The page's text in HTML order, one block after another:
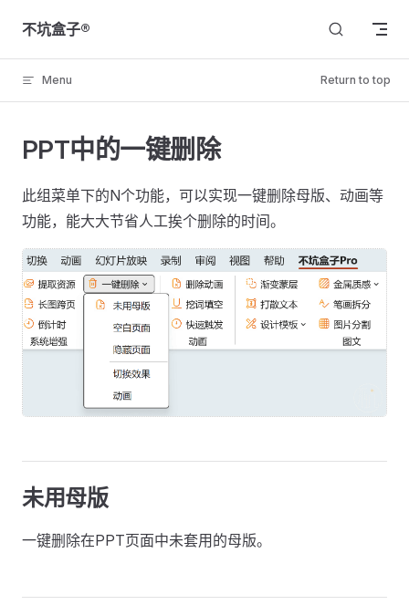
Skip to content
不坑盒子®
Menu Return to top
PPT中的一键删除
此组菜单下的N个功能，可以实现一键删除母版、动画等
功能，能大大节省人工挨个删除的时间。
未用母版
一键删除在PPT页面中未套用的母版。